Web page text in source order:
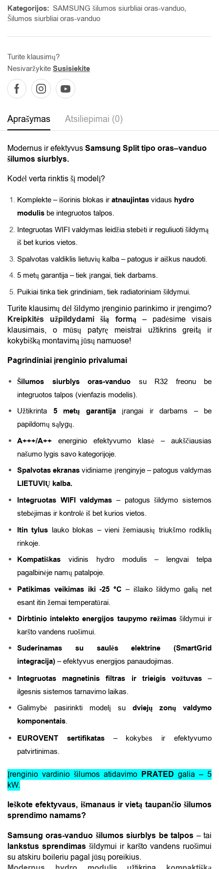
Kategorijos: SAMSUNG šilumos siurbliai oras-vanduo,
Šilumos siurbliai oras-vanduo
Turite klausimų?
Nesivaržykite Susisiekite
Aprašymas Atsiliepimai (0)
Modernus ir efektyvusSamsung Split tipo oras–vanduo
šilumos siurblys.
Kodėl verta rinktis šį modelį?
Komplekte – išorinis blokas ir atnaujintas vidaus hydro
modulis be integruotos talpos.
Integruotas WIFI valdymas leidžia stebėti ir reguliuoti šildymą
iš bet kurios vietos.
Spalvotas valdiklis lietuvių kalba – patogus ir aiškus naudoti.
5 metų garantija – tiek įrangai, tiek darbams.
Puikiai tinka tiek grindiniam, tiek radiatoriniam šildymui.
Turite klausimų dėl šildymo įrenginio parinkimo ir įrengimo?
Kreipkitės užpildydami šią formą– padėsime visais
klausimais, o mūsų patyrę meistrai užtikrins greitą ir
kokybišką montavimą jūsų namuose!
Pagrindiniai įrenginio privalumai
Šilumos siurblys oras-vanduo su R32 freonu be
integruotos talpos (vienfazis modelis).
Užtikrinta 5 metų garantijaįrangai ir darbams – be
papildomų sąlygų.
A+++/A++ energinio efektyvumo klasė – aukščiausias
našumo lygis savo kategorijoje.
Spalvotas ekranas vidiniame įrenginyje – patogus valdymas
LIETUVIŲ kalba.
Integruotas WIFI valdymas – patogus šildymo sistemos
stebėjimas ir kontrolė iš bet kurios vietos.
Itin tylus lauko blokas – vieni žemiausių triukšmo rodiklių
rinkoje.
Kompatiškas vidinis hydro modulis – lengvai telpa
pagalbinėje namų patalpoje.
Patikimas veikimas iki -25 °C – išlaiko šildymo galią net
esant itin žemai temperatūrai.
Dirbtinio intelekto energijos taupymo režimasšildymui ir
karšto vandens ruošimui.
Suderinamas su saulės elektrine (SmartGrid
integracija) – efektyvus energijos panaudojimas.
Integruotas magnetinis filtras ir trieigis vožtuvas–
ilgesnis sistemos tarnavimo laikas.
Galimybė pasirinkti modelį su dviejų zonų valdymo
komponentais.
EUROVENT sertifikatas– kokybės ir efektyvumo
patvirtinimas.
Įrenginio vardinio šilumos atidavimo PRATED galia – 5
kW.
Ieškote efektyvaus, išmanaus ir vietą taupančio šilumos
sprendimo namams?
Samsung oras-vanduo šilumos siurblys be talpos – tai
lankstus sprendimas šildymui ir karšto vandens ruošimui
su atskiru boileriu pagal jūsų poreikius.